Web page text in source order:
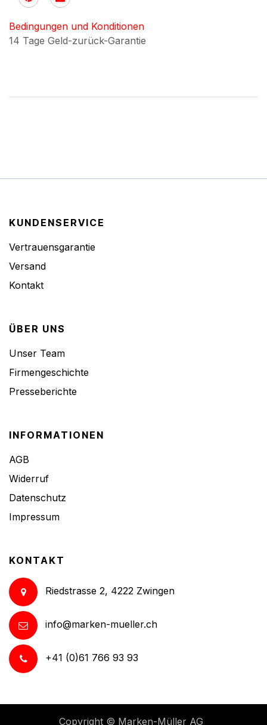
Bedingungen und Konditionen
14 Tage Geld-zurück-Garantie
KUNDENSERVICE
Vertrauensgarantie
Versand
Kontakt
ÜBER UNS
Unser Team
Firmengeschichte
Presseberichte
INFORMATIONEN
AGB
Widerruf
Datenschutz
Impressum
KONTAKT
Riedstrasse 2, 4222 Zwingen
info@marken-mueller.ch
+41 (0)61 766 93 93
Copyright © Marken-Müller AG